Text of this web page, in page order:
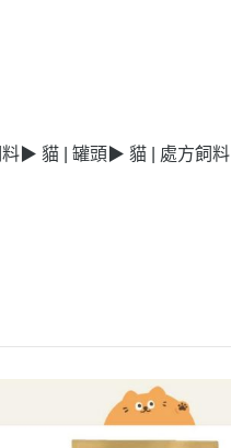
▶ 貓 | 罐頭 ▶ 貓 | 處方飼料